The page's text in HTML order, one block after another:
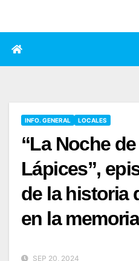
INFO. GENERAL LOCALES
“La Noche
Lápices”,
de la historia
en la memoria
SEP 20, 2024